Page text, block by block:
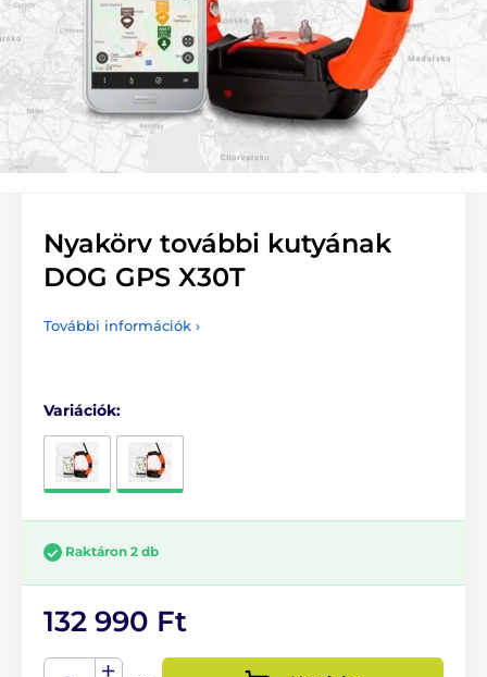
Nyakörv további kutyának
DOG GPS X30T
További információk ›
Variációk:
Raktáron 2 db
132 990 Ft